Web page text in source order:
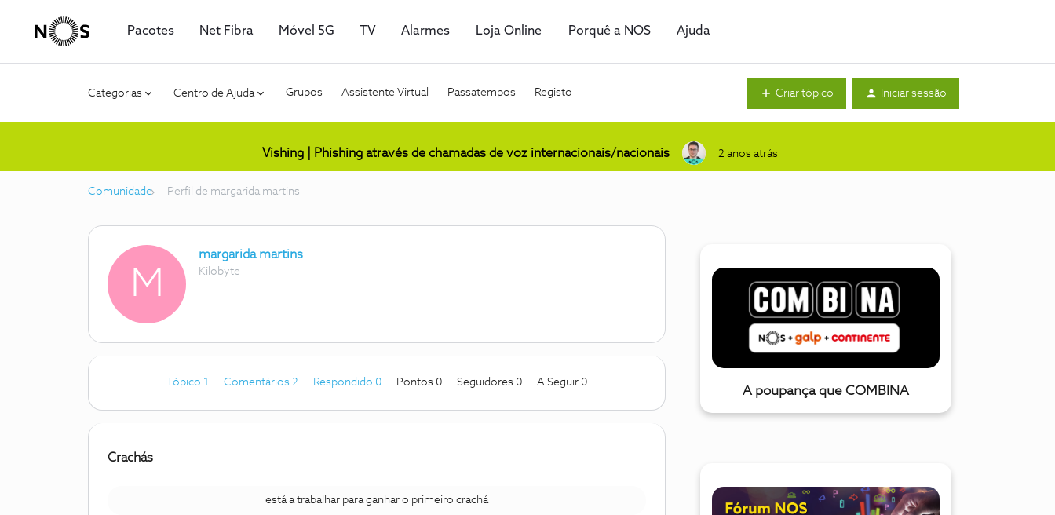
Pacotes Net Fibra Móvel 5G TV Alarmes Loja Online Porquê a NOS Ajuda
Categorias Centro de Ajuda Grupos Assistente Virtual Passatempos Registo Criar tópico Iniciar sessão
Vishing | Phishing através de chamadas de voz internacionais/nacionais 2 anos atrás
Comunidade Perfil de margarida martins
M
margarida martins
Kilobyte
Tópico 1 Comentários 2 Respondido 0 Pontos 0 Seguidores 0 A Seguir 0
Crachás
está a trabalhar para ganhar o primeiro crachá
A poupança que COMBINA